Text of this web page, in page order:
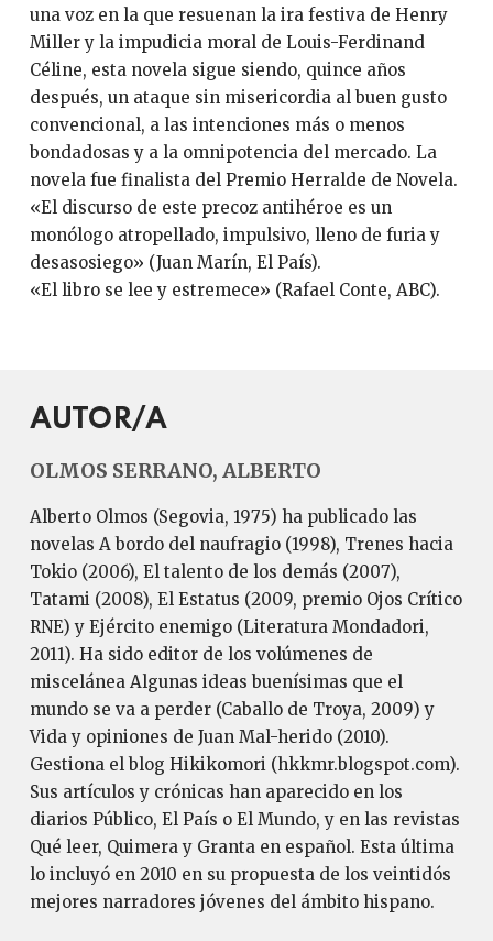
una voz en la que resuenan la ira festiva de Henry
Miller y la impudicia moral de Louis-Ferdinand
Céline, esta novela sigue siendo, quince años
después, un ataque sin misericordia al buen gusto
convencional, a las intenciones más o menos
bondadosas y a la omnipotencia del mercado. La
novela fue finalista del Premio Herralde de Novela.
«El discurso de este precoz antihéroe es un
monólogo atropellado, impulsivo, lleno de furia y
desasosiego» (Juan Marín, El País).
«El libro se lee y estremece» (Ra­fael Conte, ABC).
AUTOR/A
OLMOS SERRANO, ALBERTO
Alberto Olmos (Segovia, 1975) ha publicado las
novelas A bordo del naufragio (1998), Trenes hacia
Tokio (2006), El talento de los demás (2007),
Tatami (2008), El Estatus (2009, premio Ojos Crítico
RNE) y Ejército enemigo (Literatura Mondadori,
2011). Ha sido editor de los volúmenes de
miscelánea Algunas ideas buenísimas que el
mundo se va a perder (Caballo de Troya, 2009) y
Vida y opiniones de Juan Mal-herido (2010).
Gestiona el blog Hikikomori (hkkmr.blogspot.com).
Sus artículos y crónicas han aparecido en los
diarios Público, El País o El Mundo, y en las revistas
Qué leer, Quimera y Granta en español. Esta última
lo incluyó en 2010 en su propuesta de los veintidós
mejores narradores jóvenes del ámbito hispano.